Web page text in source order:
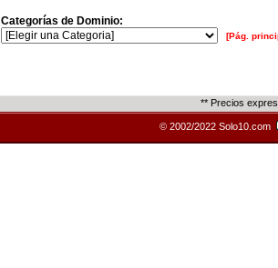
Categorías de Dominio:
[Pág.
** Precios
© 2002/2022 Solo10.com